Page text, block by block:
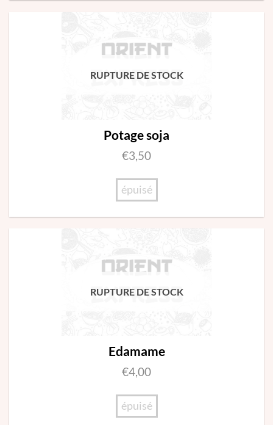
RUPTURE DE STOCK
Potage soja
€3,50
épuisé
RUPTURE DE STOCK
Edamame
€4,00
épuisé